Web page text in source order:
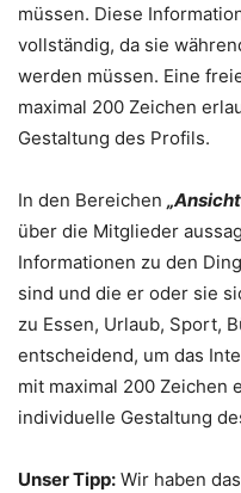
müssen. Diese
vollständig, da sie
werden müssen. Eine
maximal 200 Zeichen
Gestaltung des Profils.
In den Bereichen
über die Mitglieder
Informationen zu den
sind und die er oder sie
zu Essen, Urlaub, Sport,
entscheidend, um das
mit maximal 200 Zeichen
individuelle Gestaltung
Unser Tipp: Wir haben